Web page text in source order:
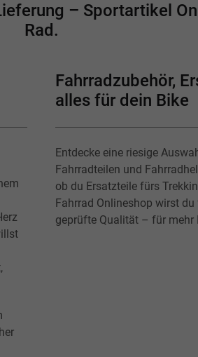
– Sportartikel
Rad.
Fahrradzubehör,
alles für dein Bike
Entdecke eine riesige
Fahrradteilen und
ob du Ersatzteile fürs
Fahrrad Onlineshop wirst
geprüfte Qualität – für mehr